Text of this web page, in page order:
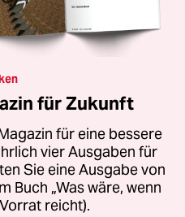
für Zukunft
für eine bessere
vier Ausgaben für
Sie eine Ausgabe von
Buch „Was wäre, wenn
reicht).